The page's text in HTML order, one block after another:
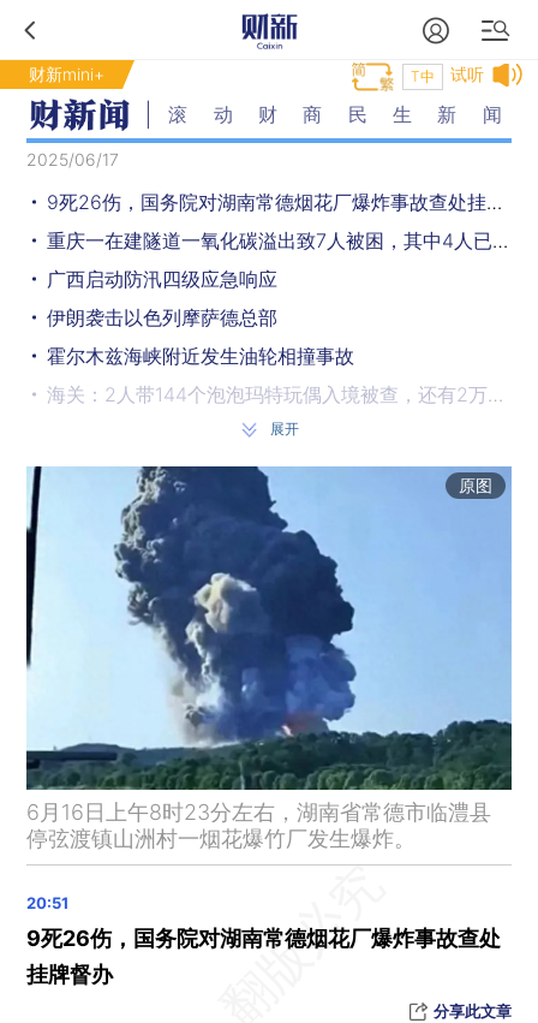
财新mini+ 试听
T中
滚动财商民生新闻
2025/06/17
9死26伤，国务院对湖南常德烟花厂爆炸事故查处挂牌督办
重庆一在建隧道一氧化碳溢出致7人被困，其中4人已获救3人仍失联
广西启动防汛四级应急响应
伊朗袭击以色列摩萨德总部
霍尔木兹海峡附近发生油轮相撞事故
海关：2人带144个泡泡玛特玩偶入境被查，还有2万多个假Labubu被扣
以军在加沙袭击等待援助卡车人群 致51人死亡
七国集团成员未能就贸易谈判取得突破
柬埔寨禁止泰国蔬果入境
成品油价上调 汽油每吨上调260元
21国发表联合声明谴责以色列，中方：欢迎、赞赏
中国十余年完成沙化土地治理3.65亿亩
美国律师协会起诉特朗普政府
特朗普再提将俄罗斯赶出七国集团是个“大错误”
印度一航班因收到炸弹威胁紧急降落
梦舟载人飞船零高度逃逸飞行试验取得圆满成功
为节省开支 联合国难民署裁员3500人
以色列袭击造成伊朗近1500人死伤
外交部：中方正迅速组织撤离在以、伊的中国公民
深圳一房屋沉降，已封控25栋
湖南临澧烟花厂爆炸事故已致9人遇难 26人受伤
展开
原图
6月16日上午8时23分左右，湖南省常德市临澧县
停弦渡镇山洲村一烟花爆竹厂发生爆炸。
9死26伤，国务院对湖南常德烟花厂爆炸事故查处
挂牌督办
分享此文章